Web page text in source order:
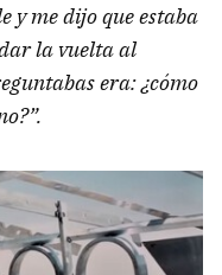
y me dijo que estaba
la vuelta al
era: ¿cómo